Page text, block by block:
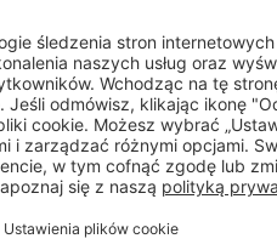
(3 mm)
+105°C, krótkotrwale +135°C